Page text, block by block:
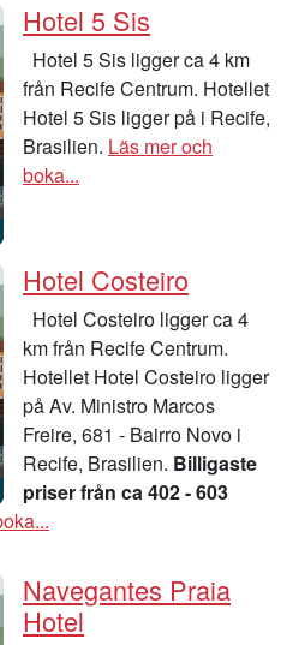
Hotel 5 Sis
Hotel 5 Sis ligger ca 4 km
från Recife Centrum. Hotellet
Hotel 5 Sis ligger på i Recife,
Brasilien. Läs mer och
boka...
Hotel Costeiro
Hotel Costeiro ligger ca 4
km från Recife Centrum.
Hotellet Hotel Costeiro ligger
på Av. Ministro Marcos
Freire, 681 - Bairro Novo i
Recife, Brasilien. Billigaste
priser från ca 402 - 603
Navegantes Praia
Hotel